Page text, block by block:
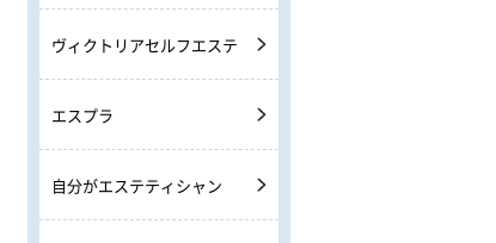
ヴィクトリアセルフエステ
エスプラ
自分がエステティシャン